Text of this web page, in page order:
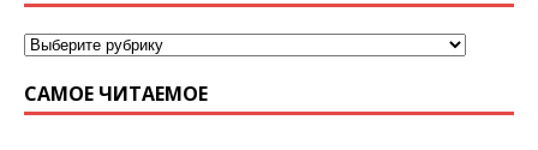
САМОЕ ЧИТАЕМОЕ